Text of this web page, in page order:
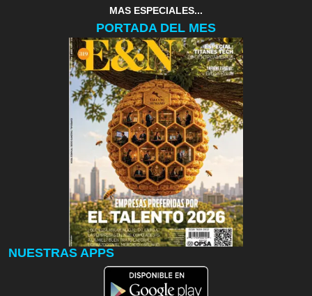
MAS ESPECIALES...
PORTADA DEL MES
NUESTRAS APPS